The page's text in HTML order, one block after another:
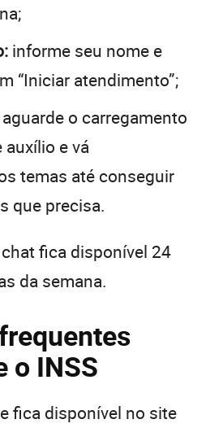
informe seu nome e
“Iniciar atendimento”;
aguarde o carregamento
auxílio e vá
temas até conseguir
que precisa.
fica disponível 24
da semana.
o INSS
fica disponível no site